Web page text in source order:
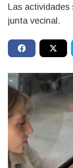
Las actividades
junta vecinal.